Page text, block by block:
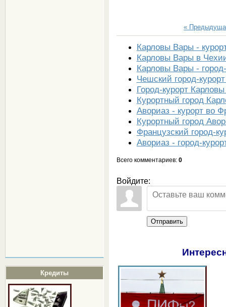
Кредиты
«
Карловы Вары -
Карловы Вары в
Карловы Вары -
Чешский город-
Город-курорт
Курортный город
Авориаз - курорт во
Курортный город
Французский город-
Авориаз - город-
Всего комментариев: 0
Войдите:
Отправить